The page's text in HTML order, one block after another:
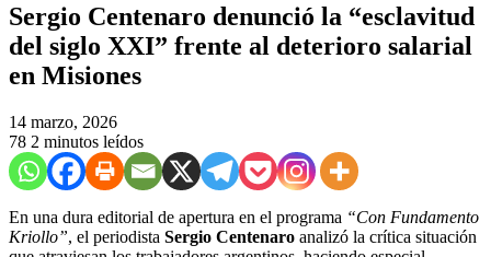
Sergio Centenaro denunció la “esclavitud
del siglo XXI” frente al deterioro salarial
en Misiones
14 marzo, 2026
78 2 minutos leídos
En una dura editorial de apertura en el programa “Con Fundamento
Kriollo”, el periodista Sergio Centenaro analizó la crítica situación